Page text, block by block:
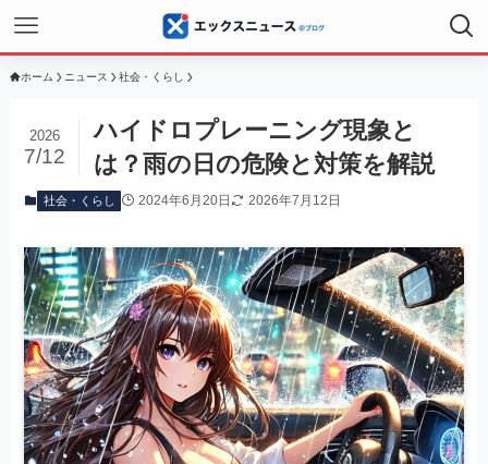
ホーム ニュース 社会・くらし
ハイドロプレーニング現象と
は？雨の日の危険と対策を解説
2026
7/12
社会・くらし 2024年6月20日 2026年7月12日